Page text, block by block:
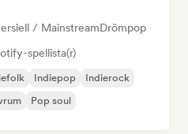
/ MainstreamDrömpop
spellista(r)
Indiepop
Indierock
Pop soul